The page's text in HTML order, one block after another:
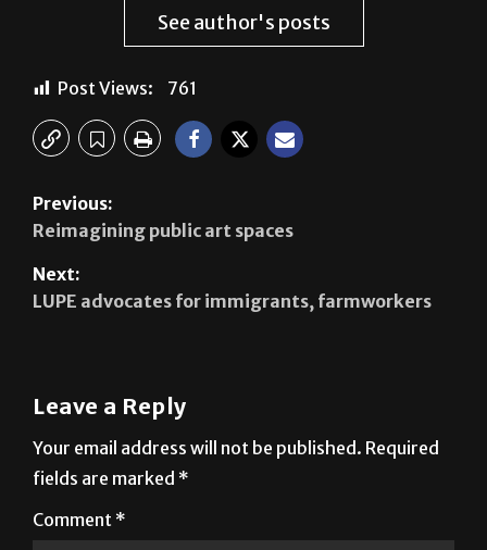
See author's posts
Post Views: 761
Previous:
Reimagining public art spaces
Next:
LUPE advocates for immigrants, farmworkers
Leave a Reply
Your email address will not be published. Required
fields are marked *
Comment *